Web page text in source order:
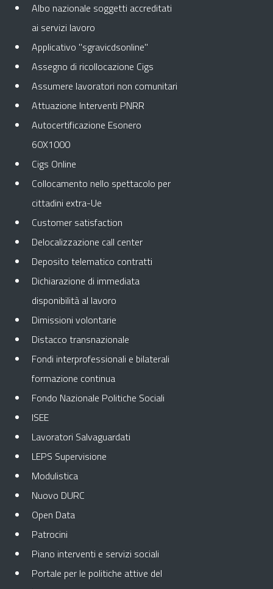
Albo nazionale soggetti accreditati
ai servizi lavoro
Applicativo "sgravicdsonline"
Assegno di ricollocazione Cigs
Assumere lavoratori non comunitari
Attuazione Interventi PNRR
Autocertificazione Esonero
60X1000
Cigs Online
Collocamento nello spettacolo per
cittadini extra-Ue
Customer satisfaction
Delocalizzazione call center
Deposito telematico contratti
Dichiarazione di immediata
disponibilità al lavoro
Dimissioni volontarie
Distacco transnazionale
Fondi interprofessionali e bilaterali
formazione continua
Fondo Nazionale Politiche Sociali
ISEE
Lavoratori Salvaguardati
LEPS Supervisione
Modulistica
Nuovo DURC
Open Data
Patrocini
Piano interventi e servizi sociali
Portale per le politiche attive del